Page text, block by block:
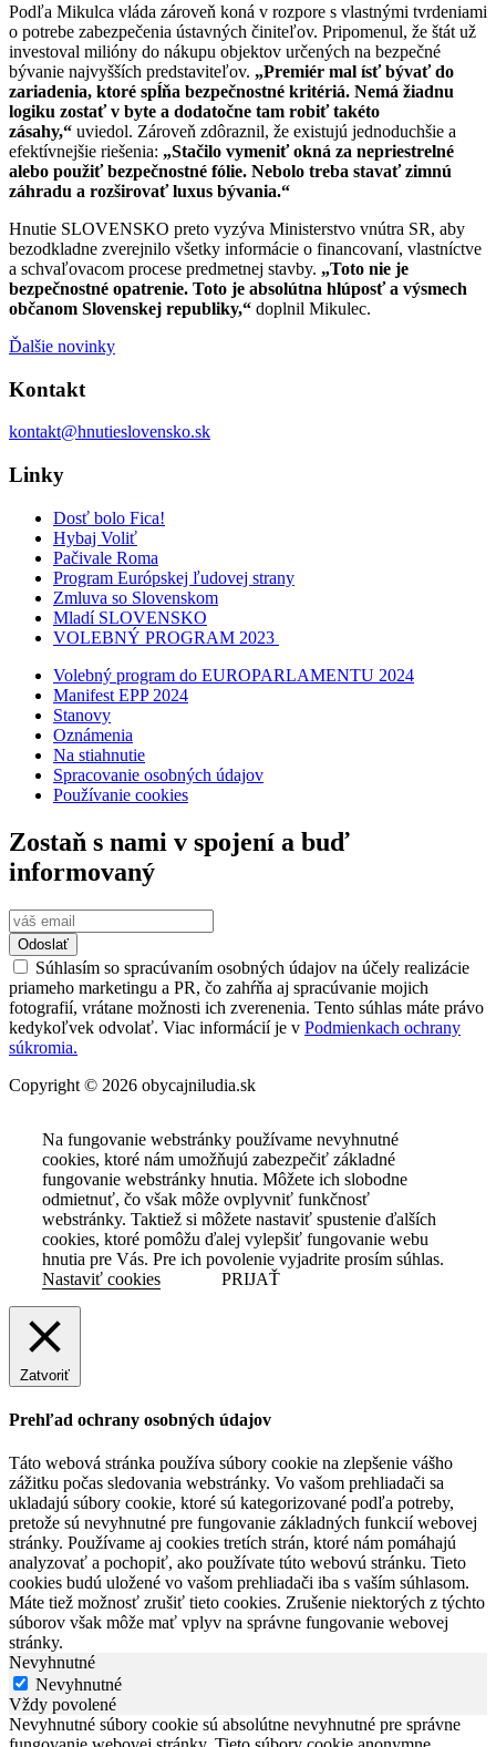
Podľa Mikulca vláda zároveň koná v rozpore s vlastnými tvrdeniami
o potrebe zabezpečenia ústavných činiteľov. Pripomenul, že štát už
investoval milióny do nákupu objektov určených na bezpečné
bývanie najvyšších predstaviteľov. „Premiér mal ísť bývať do
zariadenia, ktoré spĺňa bezpečnostné kritériá. Nemá žiadnu
logiku zostať v byte a dodatočne tam robiť takéto
zásahy,“ uviedol. Zároveň zdôraznil, že existujú jednoduchšie a
efektívnejšie riešenia: „Stačilo vymeniť okná za nepriestrelné
alebo použiť bezpečnostné fólie. Nebolo treba stavať zimnú
záhradu a rozširovať luxus bývania.“
Hnutie SLOVENSKO preto vyzýva Ministerstvo vnútra SR, aby
bezodkladne zverejnilo všetky informácie o financovaní, vlastníctve
a schvaľovacom procese predmetnej stavby. „Toto nie je
bezpečnostné opatrenie. Toto je absolútna hlúposť a výsmech
občanom Slovenskej republiky,“ doplnil Mikulec.
Ďalšie novinky
Kontakt
kontakt@hnutieslovensko.sk
Linky
Dosť bolo Fica!
Hybaj Voliť
Pačivale Roma
Program Európskej ľudovej strany
Zmluva so Slovenskom
Mladí SLOVENSKO
VOLEBNÝ PROGRAM 2023
Volebný program do EUROPARLAMENTU 2024
Manifest EPP 2024
Stanovy
Oznámenia
Na stiahnutie
Spracovanie osobných údajov
Používanie cookies
Zostaň s nami v spojení a buď
informovaný
Odoslať
Súhlasím so spracúvaním osobných údajov na účely realizácie
priameho marketingu a PR, čo zahŕňa aj spracúvanie mojich
fotografií, vrátane možnosti ich zverenenia. Tento súhlas máte právo
kedykoľvek odvolať. Viac informácií je v Podmienkach ochrany
súkromia.
Copyright © 2026 obycajniludia.sk
Na fungovanie webstránky používame nevyhnutné
cookies, ktoré nám umožňujú zabezpečiť základné
fungovanie webstránky hnutia. Môžete ich slobodne
odmietnuť, čo však môže ovplyvniť funkčnosť
webstránky. Taktiež si môžete nastaviť spustenie ďalších
cookies, ktoré pomôžu ďalej vylepšiť fungovanie webu
hnutia pre Vás. Pre ich povolenie vyjadrite prosím súhlas.
Nastaviť cookies
PRIJAŤ
Zatvoriť
Prehľad ochrany osobných údajov
Táto webová stránka používa súbory cookie na zlepšenie vášho
zážitku počas sledovania webstránky. Vo vašom prehliadači sa
ukladajú súbory cookie, ktoré sú kategorizované podľa potreby,
pretože sú nevyhnutné pre fungovanie základných funkcií webovej
stránky. Používame aj cookies tretích strán, ktoré nám pomáhajú
analyzovať a pochopiť, ako používate túto webovú stránku. Tieto
cookies budú uložené vo vašom prehliadači iba s vaším súhlasom.
Máte tiež možnosť zrušiť tieto cookies. Zrušenie niektorých z týchto
súborov však môže mať vplyv na správne fungovanie webovej
stránky.
Nevyhnutné
Nevyhnutné
Vždy povolené
Nevyhnutné súbory cookie sú absolútne nevyhnutné pre správne